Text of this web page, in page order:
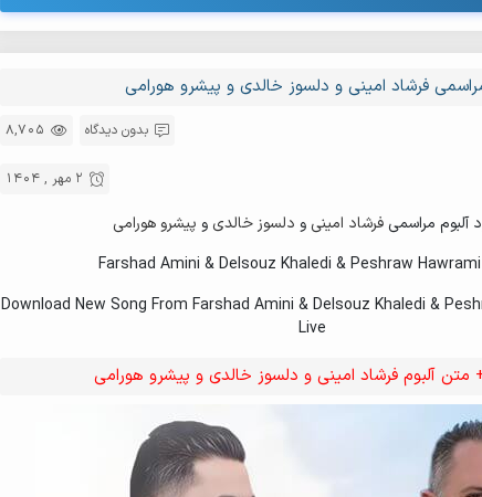
مراسمی فرشاد امینی و دلسوز خالدی و پیشرو هورامی
8,705 بدون دیدگاه
2 مهر , 1404
آلبوم مراسمی فرشاد امینی و دلسوز خالدی و پیشرو هورامی
Farshad Amini & Delsouz Khaledi & Peshraw
Download New Song From Farshad Amini & Delsouz Khaledi &
Live
متن آلبوم فرشاد امینی و دلسوز خالدی و پیشرو هورامی